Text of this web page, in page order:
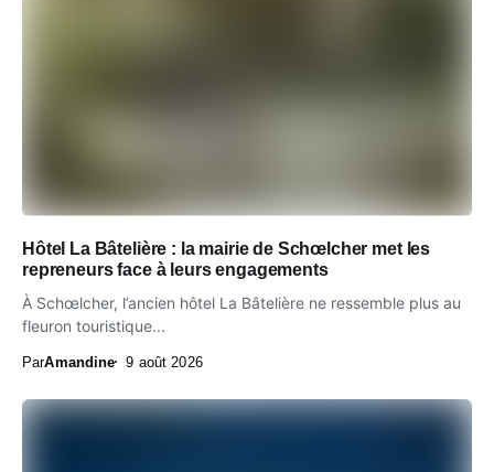
Hôtel La Bâtelière : la mairie de Schœlcher met les
repreneurs face à leurs engagements
À Schœlcher, l’ancien hôtel La Bâtelière ne ressemble plus au
fleuron touristique...
ParAmandine 9 août 2026